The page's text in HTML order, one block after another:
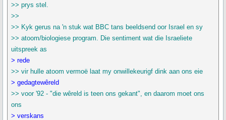
>> prys stel.
>>
>> Kyk gerus na 'n stuk wat BBC tans beeldsend oor Israel en sy
>> atoom/biologiese program. Die sentiment wat die Israeliete
uitspreek as
> rede
>> vir hulle atoom vermoë laat my onwillekeurigf dink aan ons eie
> gedagtewêreld
>> voor '92 - "die wêreld is teen ons gekant", en daarom moet ons
ons
> verskans